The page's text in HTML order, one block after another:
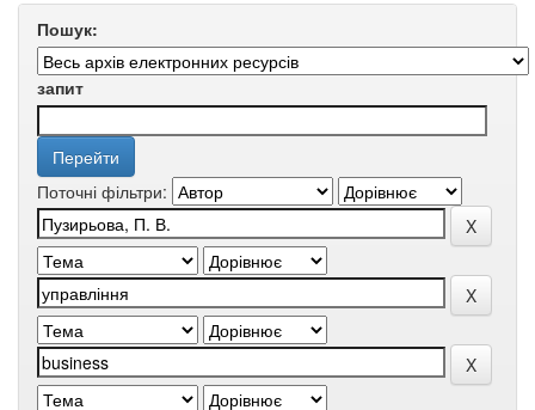
Пошук:
запит
Поточні фільтри: